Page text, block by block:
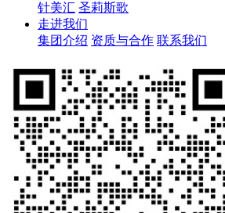
针美汇 圣莉斯歌
走进我们
集团介绍 资质与合作 联系我们